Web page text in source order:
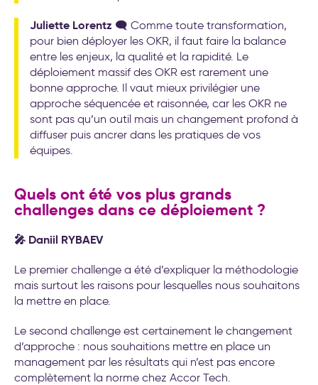
Juliette Lorentz 🗨️ Comme toute transformation,
pour bien déployer les OKR, il faut faire la balance
entre les enjeux, la qualité et la rapidité. Le
déploiement massif des OKR est rarement une
bonne approche. Il vaut mieux privilégier une
approche séquencée et raisonnée, car les OKR ne
sont pas qu’un outil mais un changement profond à
diffuser puis ancrer dans les pratiques de vos
équipes.
Quels ont été vos plus grands
challenges dans ce déploiement ?
🎤 Daniil RYBAEV
Le premier challenge a été d’expliquer la méthodologie
mais surtout les raisons pour lesquelles nous souhaitons
la mettre en place.
Le second challenge est certainement le changement
d’approche : nous souhaitions mettre en place un
management par les résultats qui n’est pas encore
complètement la norme chez Accor Tech.